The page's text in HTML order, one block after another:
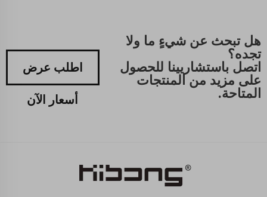
هل تبحث عن شيءٍ ما ولا
تجده؟
اتصل باستشاريينا للحصول
على مزيد من المنتجات
المتاحة.
اطلب عرض
أسعار الآن